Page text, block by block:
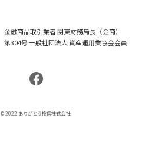
金融商品取引業者 関東財務局長（金商）
第304号 一般社団法人 資産運用業協会会員
© 2022 ありがとう投信株式会社.